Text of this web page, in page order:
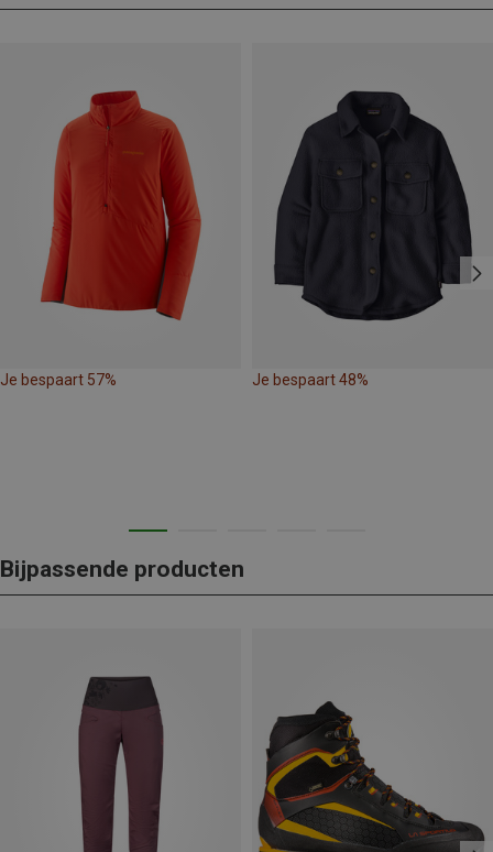
Je bespaart 57% Je bespaart 48%
Bijpassende producten